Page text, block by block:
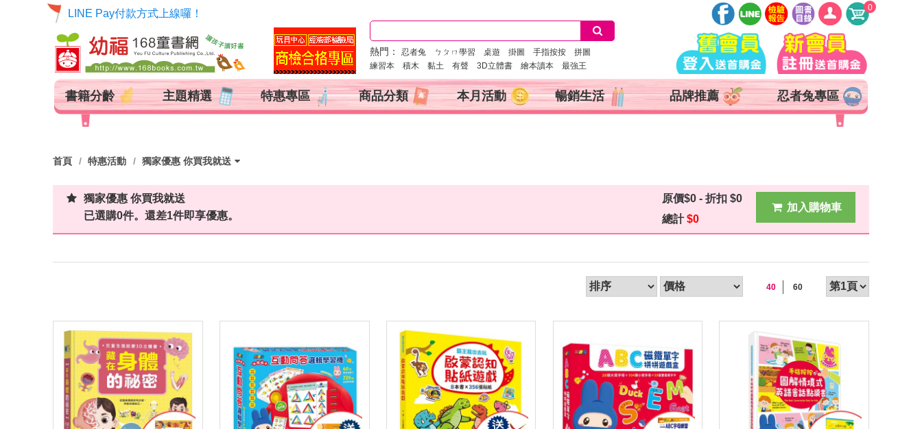
0
登入
註冊
會員中心
查詢訂單
追蹤清單
熱門： 忍者兔 ㄅㄆㄇ學習 桌遊 掛圖 手指按按 拼圖
練習本 積木 黏土 有聲 3D立體書 繪本讀本 最強王
LINE Pay付款方式上線囉！
書籍分齡 主題精選 特惠專區 商品分類 本月活動 暢銷生活 品牌推薦 忍者兔專區
首頁 特惠活動 獨家優惠 你買我就送
值優惠
獨家優惠 你買我就送
已選購0件。還差1件即享優惠。
加入購物車
原價$0 - 折扣 $0
總計$0
40 60